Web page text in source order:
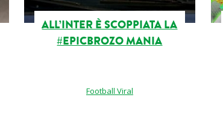
ALL’INTER È SCOPPIATA LA
#EPICBROZO MANIA
Football Viral